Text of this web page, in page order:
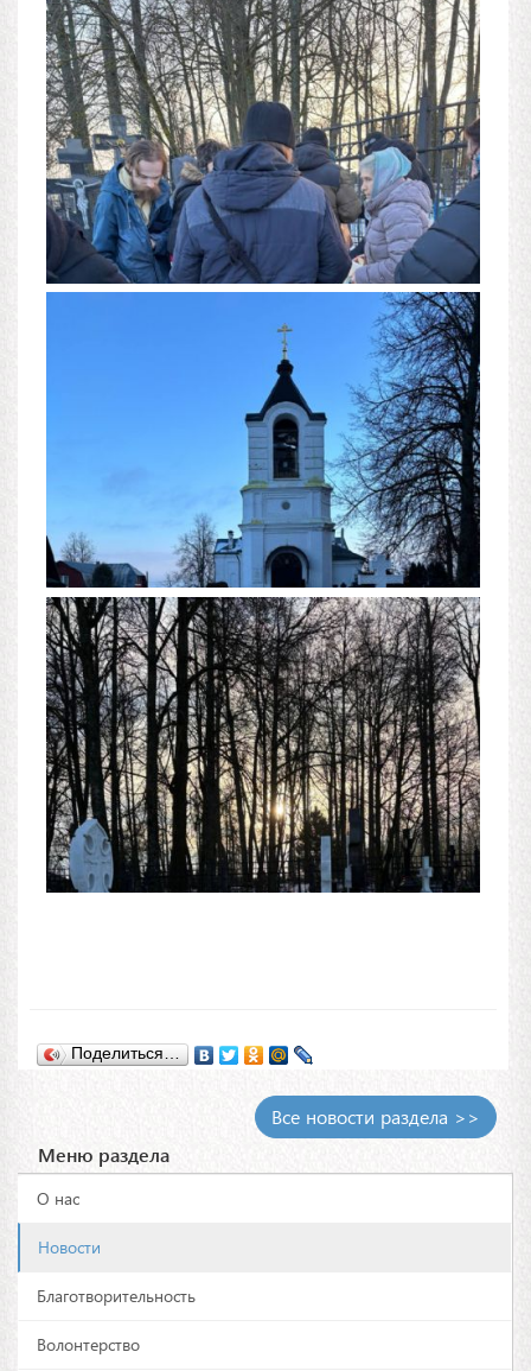
Поделиться…
Все новости раздела >>
Меню раздела
О нас
Новости
Благотворительность
Волонтерство